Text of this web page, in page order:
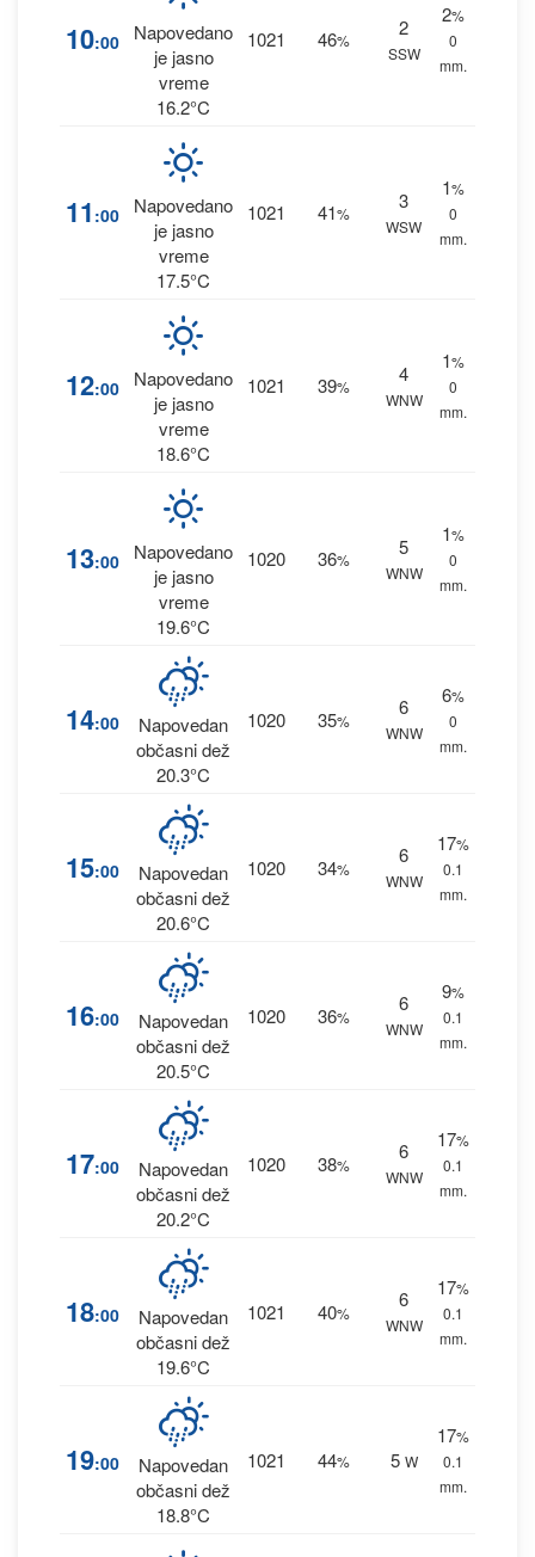
10:00
Napovedano
je jasno
vreme
16.2°C
1021 46%
2
SSW
2%
0
mm.
11 :00
Napovedano
je jasno
vreme
17.5°C
1021 41%
3
WSW
1%
0
mm.
12:00
Napovedano
je jasno
vreme
18.6°C
1021 39%
4
WNW
1%
0
mm.
13:00
Napovedano
je jasno
vreme
19.6°C
1020 36%
5
WNW
1%
0
mm.
14:00
Napovedan
občasni dež
20.3°C
1020 35%
6
WNW
6%
0
mm.
15:00
Napovedan
občasni dež
20.6°C
1020 34%
6
WNW
17%
0.1
mm.
16:00
Napovedan
občasni dež
20.5°C
1020 36%
6
WNW
9%
0.1
mm.
17:00
Napovedan
občasni dež
20.2°C
1020 38%
6
WNW
17%
0.1
mm.
18:00
Napovedan
občasni dež
19.6°C
1021 40%
6
WNW
17%
0.1
mm.
19:00
Napovedan
občasni dež
18.8°C
1021 44% 5 W
17%
0.1
mm.